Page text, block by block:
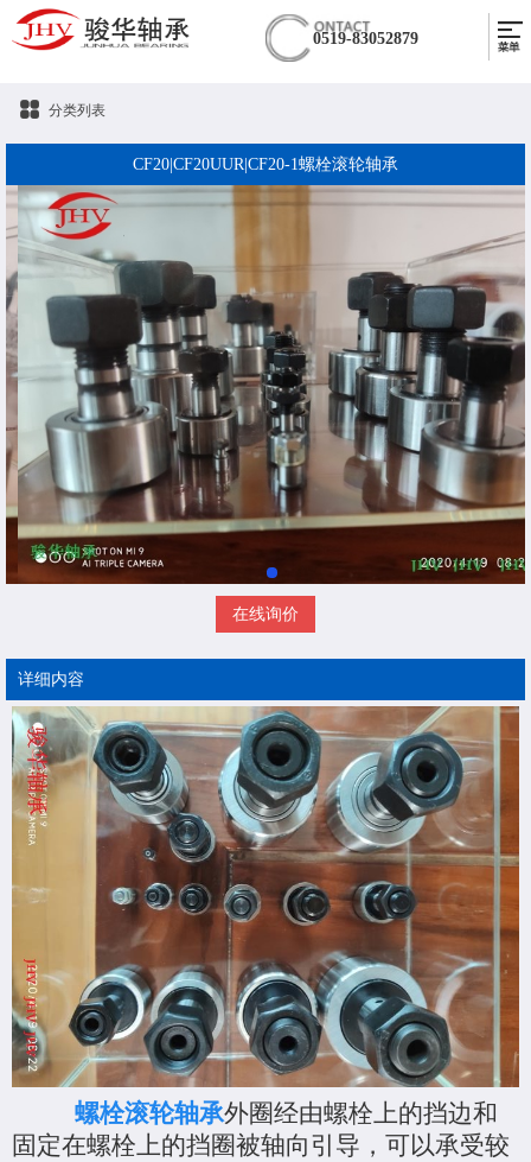
0519-83052879
分类列表
CF20|CF20UUR|CF20-1螺栓滚轮轴承
在线询价
详细内容
螺栓滚轮轴承外圈经由螺栓上的挡边和
固定在螺栓上的挡圈被轴向引导，可以承受较